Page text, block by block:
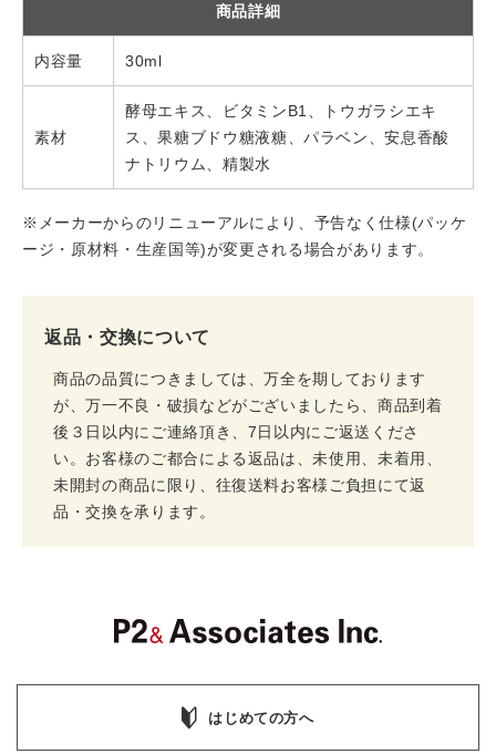
商品詳細
内容量 30ml
素材
酵母エキス、ビタミンB1、トウガラシエキ
ス、果糖ブドウ糖液糖、パラベン、安息香酸
ナトリウム、精製水
※メーカーからのリニューアルにより、予告なく仕様(パッケ
ージ・原材料・生産国等)が変更される場合があります。
返品・交換について
商品の品質につきましては、万全を期しております
が、万一不良・破損などがございましたら、商品到着
後３日以内にご連絡頂き、7日以内にご返送くださ
い。お客様のご都合による返品は、未使用、未着用、
未開封の商品に限り、往復送料お客様ご負担にて返
品・交換を承ります。
はじめての方へ